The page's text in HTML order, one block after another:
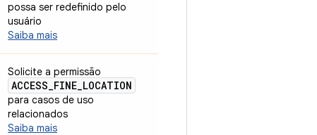
possa ser redefinido pelo
usuário
Saiba mais
Solicite a permissão
ACCESS_FINE_LOCATION
para casos de uso
relacionados
Saiba mais